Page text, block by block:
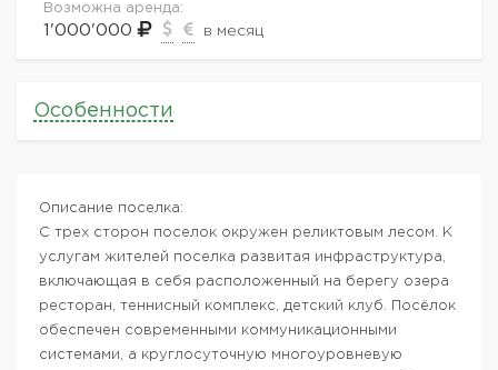
Возможна аренда:
1'000'000 в месяц
Особенности
Описание поселка:
С трех сторон поселок окружен реликтовым лесом. К
услугам жителей поселка развитая инфраструктура,
включающая в себя расположенный на берегу озера
ресторан, теннисный комплекс, детский клуб. Посёлок
обеспечен современными коммуникационными
системами, а круглосуточную многоуровневую